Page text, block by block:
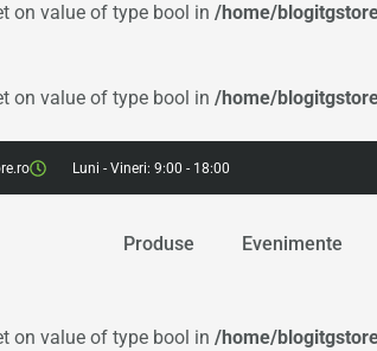
on value of type bool in /home/
on value of type bool in /home/
Luni - Vineri: 9:00 - 18:00
Produse Evenimente
on value of type bool in /home/